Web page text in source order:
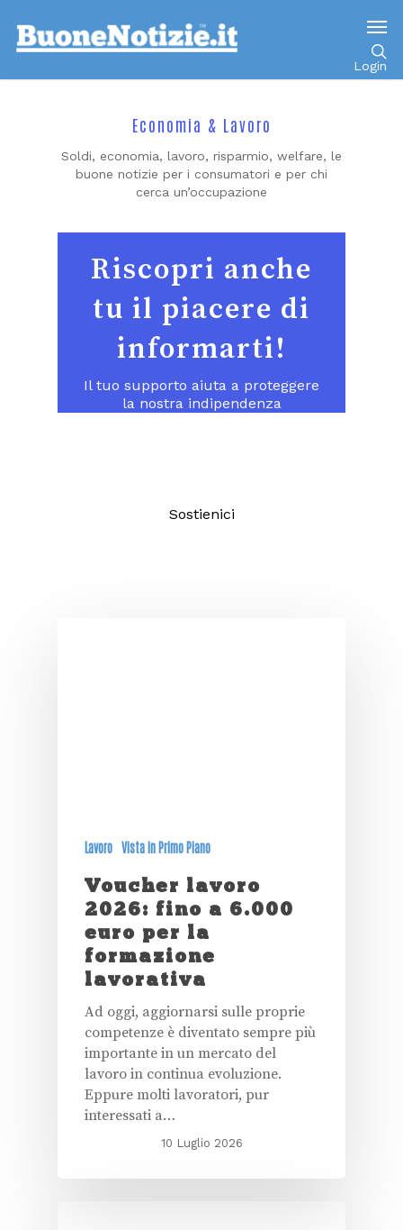
Login
Economia & Lavoro
Soldi, economia, lavoro, risparmio, welfare, le
buone notizie per i consumatori e per chi
cerca un’occupazione
Riscopri anche
tu il piacere di
informarti!
Il tuo supporto aiuta a proteggere
la nostra indipendenza
Sostienici
Lavoro Vista in Primo Piano
Voucher lavoro
2026: fino a 6.000
euro per la
formazione
lavorativa
Ad oggi, aggiornarsi sulle proprie
competenze è diventato sempre più
importante in un mercato del
lavoro in continua evoluzione.
Eppure molti lavoratori, pur
interessati a…
10 Luglio 2026